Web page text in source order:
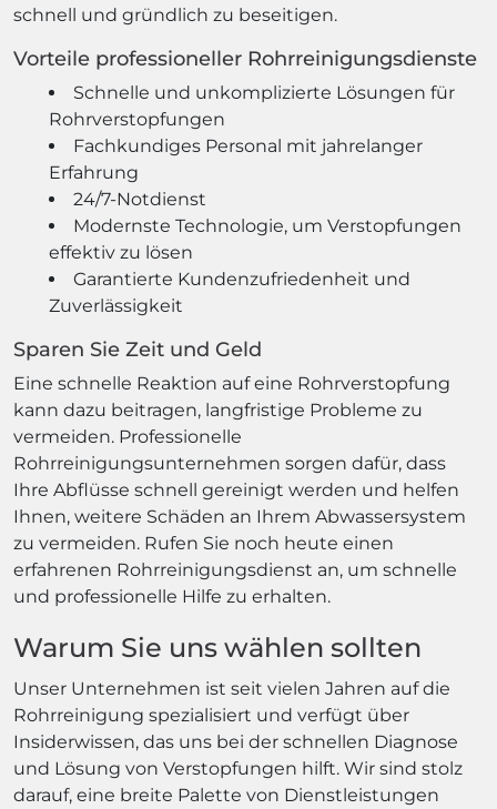
schnell und gründlich zu beseitigen.
Vorteile professioneller Rohrreinigungsdienste
Schnelle und unkomplizierte Lösungen für
Rohrverstopfungen
Fachkundiges Personal mit jahrelanger
Erfahrung
24/7-Notdienst
Modernste Technologie, um Verstopfungen
effektiv zu lösen
Garantierte Kundenzufriedenheit und
Zuverlässigkeit
Sparen Sie Zeit und Geld
Eine schnelle Reaktion auf eine Rohrverstopfung
kann dazu beitragen, langfristige Probleme zu
vermeiden. Professionelle
Rohrreinigungsunternehmen sorgen dafür, dass
Ihre Abflüsse schnell gereinigt werden und helfen
Ihnen, weitere Schäden an Ihrem Abwassersystem
zu vermeiden. Rufen Sie noch heute einen
erfahrenen Rohrreinigungsdienst an, um schnelle
und professionelle Hilfe zu erhalten.
Warum Sie uns wählen sollten
Unser Unternehmen ist seit vielen Jahren auf die
Rohrreinigung spezialisiert und verfügt über
Insiderwissen, das uns bei der schnellen Diagnose
und Lösung von Verstopfungen hilft. Wir sind stolz
darauf, eine breite Palette von Dienstleistungen